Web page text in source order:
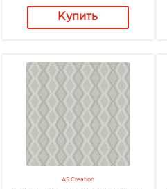
Купить
AS Creation